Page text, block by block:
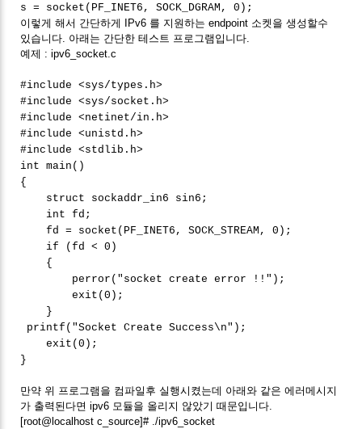
s = socket(PF_INET6, SOCK_DGRAM, 0);
이렇게 해서 간단하게 IPv6 를 지원하는 endpoint 소켓을 생성할수
있습니다. 아래는 간단한 테스트 프로그램입니다.
예제 : ipv6_socket.c
#include <sys/types.h>
#include <sys/socket.h>
#include <netinet/in.h>
#include <unistd.h>
#include <stdlib.h>
int main()
{
struct sockaddr_in6 sin6;
int fd;
fd = socket(PF_INET6, SOCK_STREAM, 0);
if (fd < 0)
{
perror("socket create error !!");
exit(0);
}
printf("Socket Create Success\n");
exit(0);
}
만약 위 프로그램을 컴파일후 실행시켰는데 아래와 같은 에러메시지
가 출력된다면 ipv6 모듈을 올리지 않았기 때문입니다.
[root@localhost c_source]# ./ipv6_socket